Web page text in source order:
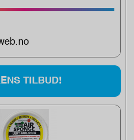
TILBUD!